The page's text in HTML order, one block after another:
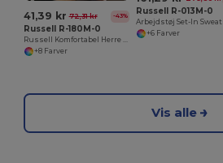
41,39 kr 72,31 kr -43%
Russell R-180M-0
+8 Farver
Russell R-013M-0
+6 Farver
Vis alle